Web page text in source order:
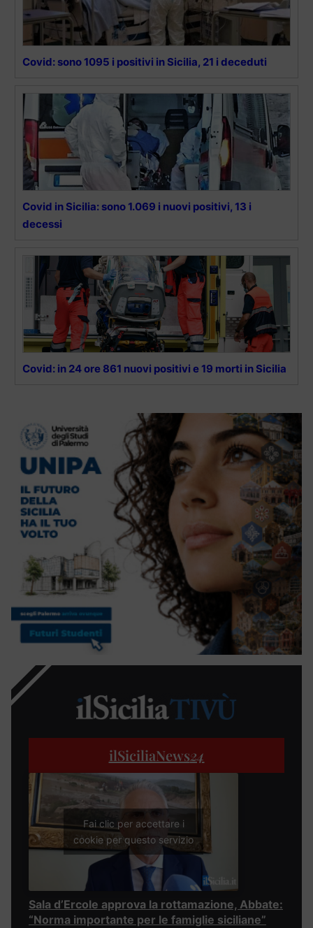
Covid: sono 1095 i positivi in Sicilia, 21 i deceduti
Covid in Sicilia: sono 1.069 i nuovi positivi, 13 i
decessi
Covid: in 24 ore 861 nuovi positivi e 19 morti in Sicilia
ilSiciliaNews24
Fai clic per accettare i
cookie per questo servizio
Sala d’Ercole approva la rottamazione, Abbate:
“Norma importante per le famiglie siciliane”